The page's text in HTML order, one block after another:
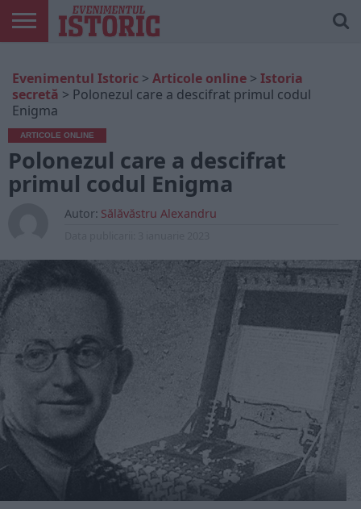
ONLINE
EDIȚII
TIPĂRITE
ISTORIC
PLAY
CONTUL
MEU
Evenimentul Istoric > Articole online > Istoria
secretă > Polonezul care a descifrat primul codul
Enigma
ARTICOLE ONLINE
Polonezul care a descifrat
primul codul Enigma
Autor: Sălăvăstru Alexandru